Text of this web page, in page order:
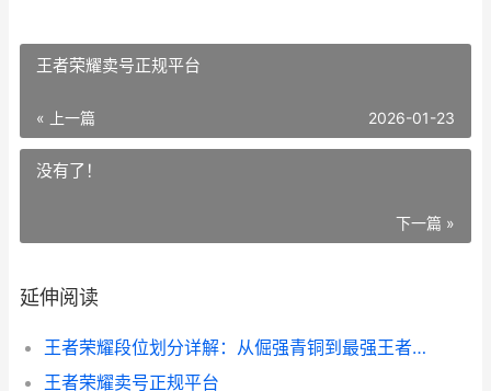
王者荣耀卖号正规平台
« 上一篇 2026-01-23
没有了！
下一篇 »
延伸阅读
王者荣耀段位划分详解：从倔强青铜到最强王者的进阶之路
王者荣耀卖号正规平台